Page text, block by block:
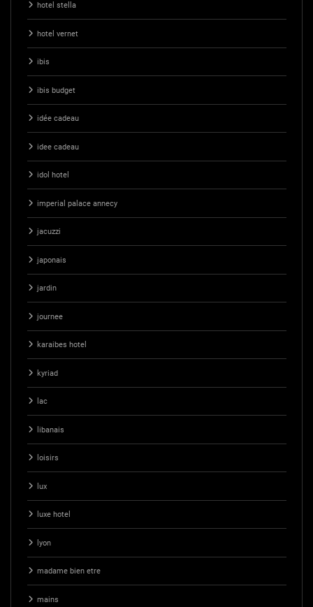
hotel stella
hotel vernet
ibis
ibis budget
idée cadeau
idee cadeau
idol hotel
imperial palace annecy
jacuzzi
japonais
jardin
journee
karaibes hotel
kyriad
lac
libanais
loisirs
lux
luxe hotel
lyon
madame bien etre
mains